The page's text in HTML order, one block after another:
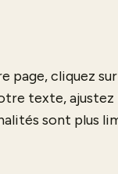
page, cliquez
texte, ajustez
sont plus